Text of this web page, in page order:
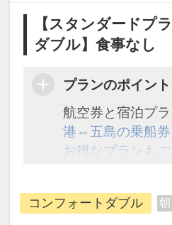
【スタンダードプ
ダブル】食事なし
プランのポイント
航空券と宿泊プ
港⇔五島の乗船
お得なプランも
コンフォートダブル 朝